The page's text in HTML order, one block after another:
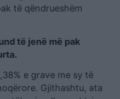
të qëndrueshëm
të jenë më pak
e grave me sy të
Gjithashtu, ata